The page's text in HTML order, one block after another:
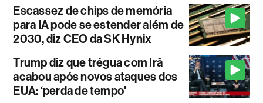
Escassez de chips de memória
para IA pode se estender além de
2030, diz CEO da SK Hynix
Trump diz que trégua com Irã
acabou após novos ataques dos
EUA: ‘perda de tempo'